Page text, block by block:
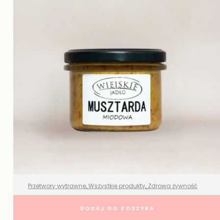
Przetwory wytrawne,Wszystkie produkty, Zdrowa żywność
DODAJ DO KOSZYKA